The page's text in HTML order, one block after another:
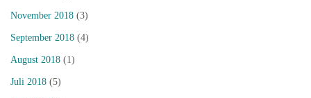
November 2018 (3)
September 2018 (4)
August 2018 (1)
Juli 2018 (5)